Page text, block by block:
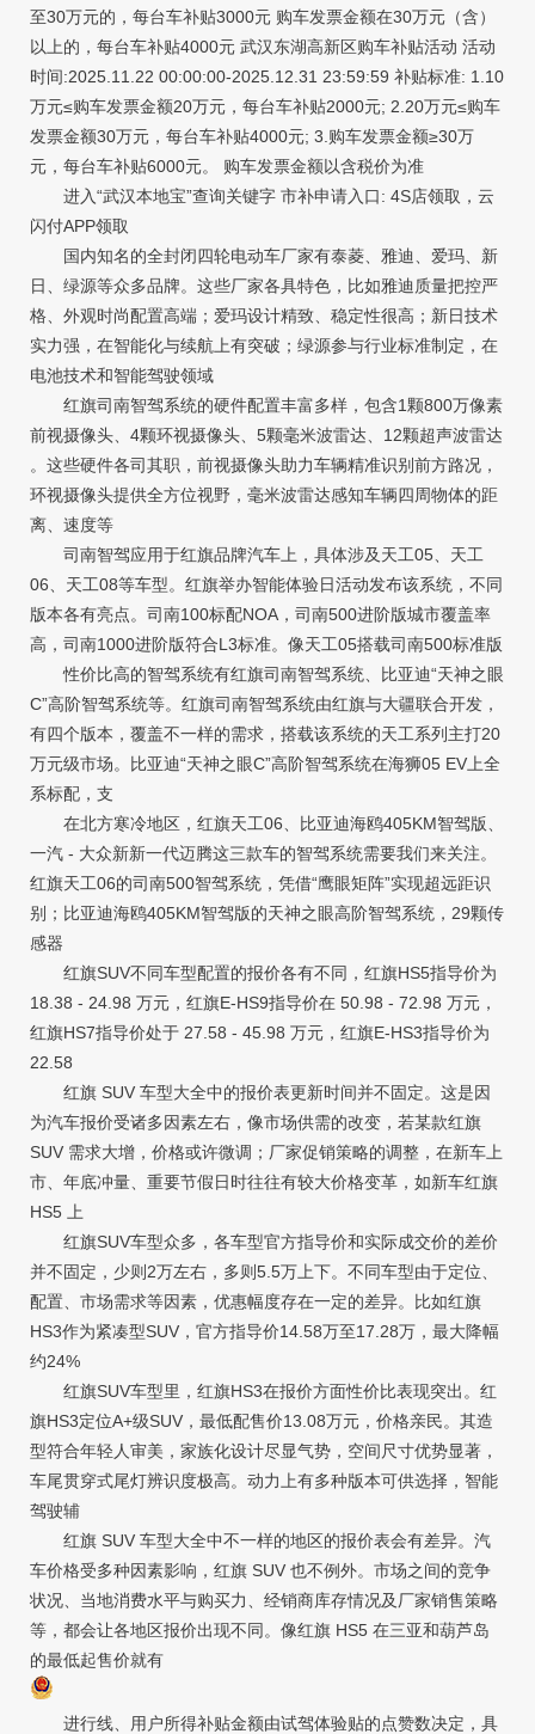
至30万元的，每台车补贴3000元 购车发票金额在30万元（含）
以上的，每台车补贴4000元 武汉东湖高新区购车补贴活动 活动
时间:2025.11.22 00:00:00-2025.12.31 23:59:59 补贴标准: 1.10
万元≤购车发票金额20万元，每台车补贴2000元; 2.20万元≤购车
发票金额30万元，每台车补贴4000元; 3.购车发票金额≥30万
元，每台车补贴6000元。 购车发票金额以含税价为准
进入“武汉本地宝”查询关键字 市补申请入口: 4S店领取，云
闪付APP领取
国内知名的全封闭四轮电动车厂家有泰菱、雅迪、爱玛、新
日、绿源等众多品牌。这些厂家各具特色，比如雅迪质量把控严
格、外观时尚配置高端；爱玛设计精致、稳定性很高；新日技术
实力强，在智能化与续航上有突破；绿源参与行业标准制定，在
电池技术和智能驾驶领域
红旗司南智驾系统的硬件配置丰富多样，包含1颗800万像素
前视摄像头、4颗环视摄像头、5颗毫米波雷达、12颗超声波雷达
。这些硬件各司其职，前视摄像头助力车辆精准识别前方路况，
环视摄像头提供全方位视野，毫米波雷达感知车辆四周物体的距
离、速度等
司南智驾应用于红旗品牌汽车上，具体涉及天工05、天工
06、天工08等车型。红旗举办智能体验日活动发布该系统，不同
版本各有亮点。司南100标配NOA，司南500进阶版城市覆盖率
高，司南1000进阶版符合L3标准。像天工05搭载司南500标准版
性价比高的智驾系统有红旗司南智驾系统、比亚迪“天神之眼
C”高阶智驾系统等。红旗司南智驾系统由红旗与大疆联合开发，
有四个版本，覆盖不一样的需求，搭载该系统的天工系列主打20
万元级市场。比亚迪“天神之眼C”高阶智驾系统在海狮05 EV上全
系标配，支
在北方寒冷地区，红旗天工06、比亚迪海鸥405KM智驾版、
一汽 - 大众新新一代迈腾这三款车的智驾系统需要我们来关注。
红旗天工06的司南500智驾系统，凭借“鹰眼矩阵”实现超远距识
别；比亚迪海鸥405KM智驾版的天神之眼高阶智驾系统，29颗传
感器
红旗SUV不同车型配置的报价各有不同，红旗HS5指导价为
18.38 - 24.98 万元，红旗E-HS9指导价在 50.98 - 72.98 万元，
红旗HS7指导价处于 27.58 - 45.98 万元，红旗E-HS3指导价为
22.58
红旗 SUV 车型大全中的报价表更新时间并不固定。这是因
为汽车报价受诸多因素左右，像市场供需的改变，若某款红旗
SUV 需求大增，价格或许微调；厂家促销策略的调整，在新车上
市、年底冲量、重要节假日时往往有较大价格变革，如新车红旗
HS5 上
红旗SUV车型众多，各车型官方指导价和实际成交价的差价
并不固定，少则2万左右，多则5.5万上下。不同车型由于定位、
配置、市场需求等因素，优惠幅度存在一定的差异。比如红旗
HS3作为紧凑型SUV，官方指导价14.58万至17.28万，最大降幅
约24%
红旗SUV车型里，红旗HS3在报价方面性价比表现突出。红
旗HS3定位A+级SUV，最低配售价13.08万元，价格亲民。其造
型符合年轻人审美，家族化设计尽显气势，空间尺寸优势显著，
车尾贯穿式尾灯辨识度极高。动力上有多种版本可供选择，智能
驾驶辅
红旗 SUV 车型大全中不一样的地区的报价表会有差异。汽
车价格受多种因素影响，红旗 SUV 也不例外。市场之间的竞争
状况、当地消费水平与购买力、经销商库存情况及厂家销售策略
等，都会让各地区报价出现不同。像红旗 HS5 在三亚和葫芦岛
的最低起售价就有
进行线、用户所得补贴金额由试驾体验贴的点赞数决定，具